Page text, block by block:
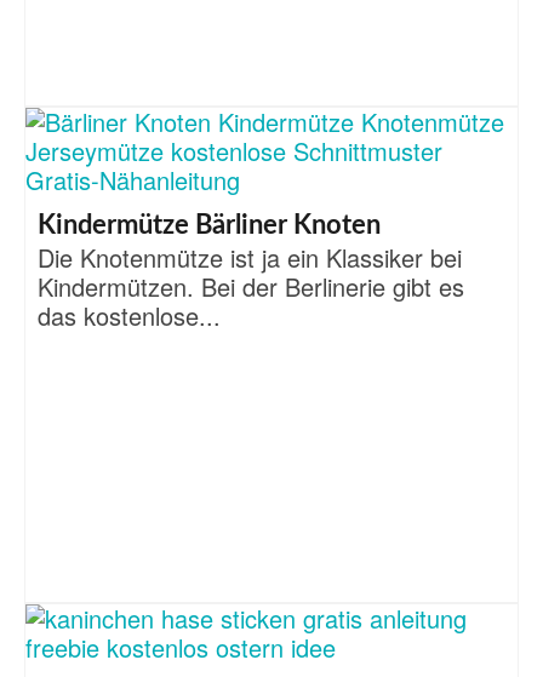
Kindermütze Bärliner Knoten
Die Knotenmütze ist ja ein Klassiker bei
Kindermützen. Bei der Berlinerie gibt es
das kostenlose...